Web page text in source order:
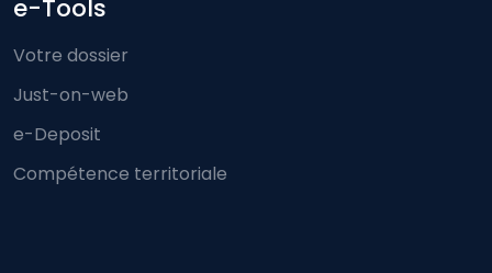
e-Tools
Votre dossier
Just-on-web
e-Deposit
Compétence territoriale